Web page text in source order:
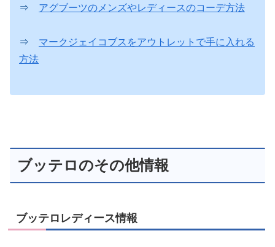
⇒ アグブーツのメンズやレディースのコーデ方法
⇒ マークジェイコブスをアウトレットで手に入れる
方法
ブッテロのその他情報
ブッテロレディース情報